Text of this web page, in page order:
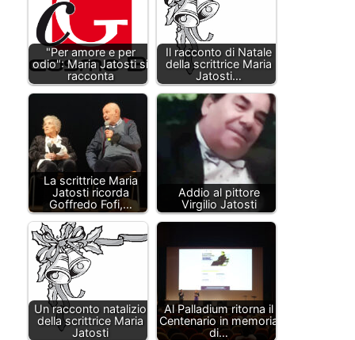
"Per amore e per
odio": Maria Jatosti si
racconta
Il racconto di Natale
della scrittrice Maria
Jatosti…
La scrittrice Maria
Jatosti ricorda
Goffredo Fofi,…
Addio al pittore
Virgilio Jatosti
Un racconto natalizio
della scrittrice Maria
Jatosti
Al Palladium ritorna il
Centenario in memoria
di…